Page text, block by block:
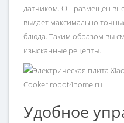
датчиком. Он размещен
выдает максимально
блюда. Таким образом вы
изысканные рецепты.
Удобное